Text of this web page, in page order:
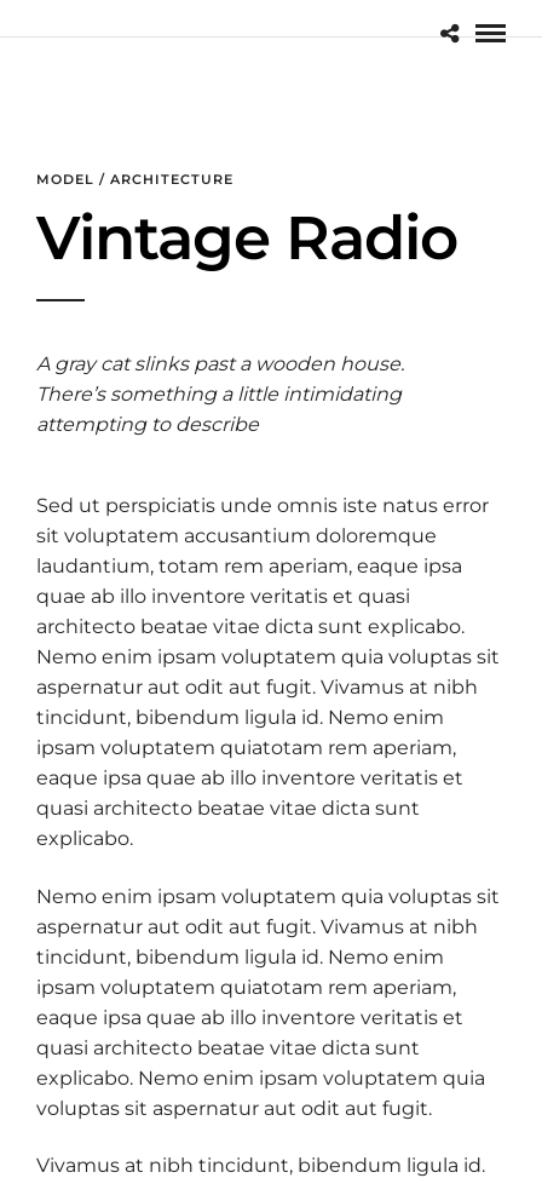
MODEL / ARCHITECTURE
Vintage Radio
A gray cat slinks past a wooden house.
There’s something a little intimidating
attempting to describe
Sed ut perspiciatis unde omnis iste natus error
sit voluptatem accusantium doloremque
laudantium, totam rem aperiam, eaque ipsa
quae ab illo inventore veritatis et quasi
architecto beatae vitae dicta sunt explicabo.
Nemo enim ipsam voluptatem quia voluptas sit
aspernatur aut odit aut fugit. Vivamus at nibh
tincidunt, bibendum ligula id. Nemo enim
ipsam voluptatem quiatotam rem aperiam,
eaque ipsa quae ab illo inventore veritatis et
quasi architecto beatae vitae dicta sunt
explicabo.
Nemo enim ipsam voluptatem quia voluptas sit
aspernatur aut odit aut fugit. Vivamus at nibh
tincidunt, bibendum ligula id. Nemo enim
ipsam voluptatem quiatotam rem aperiam,
eaque ipsa quae ab illo inventore veritatis et
quasi architecto beatae vitae dicta sunt
explicabo. Nemo enim ipsam voluptatem quia
voluptas sit aspernatur aut odit aut fugit.
Vivamus at nibh tincidunt, bibendum ligula id.